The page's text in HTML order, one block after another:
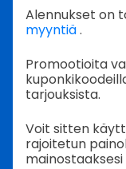
Alennukset on
myyntiä.
Promootioita
tarjouksista.
Voit sitten
rajoitetun